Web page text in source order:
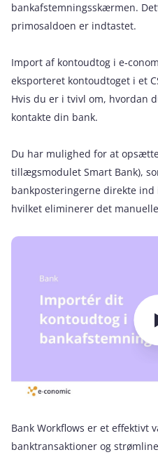
bankafstemningsskærmen.
primosaldoen er indtastet.
Import af kontoudtog i
eksporteret kontoudtoget i et
Hvis du er i tvivl om, hvordan
kontakte din bank.
Du har mulighed for at
tillægsmodulet Smart Bank),
bankposteringerne direkte ind
hvilket eliminerer det
Bank Workflows er et
banktransaktioner og